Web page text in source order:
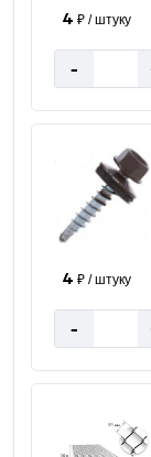
4 ₽ / штуку
-
4 ₽ / штуку
-